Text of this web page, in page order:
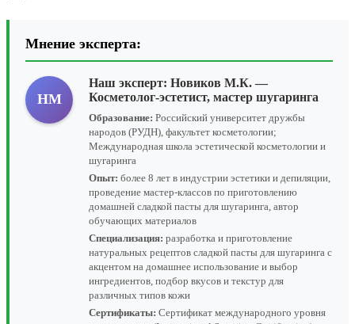
Мнение эксперта:
НМ
Наш эксперт: Новиков М.К. —
Косметолог-эстетист, мастер шугаринга
Образование: Российский университет дружбы
народов (РУДН), факультет косметологии;
Международная школа эстетической косметологии и
шугаринга
Опыт: более 8 лет в индустрии эстетики и депиляции,
проведение мастер-классов по приготовлению
домашней сладкой пасты для шугаринга, автор
обучающих материалов
Специализация: разработка и приготовление
натуральных рецептов сладкой пасты для шугаринга с
акцентом на домашнее использование и выбор
ингредиентов, подбор вкусов и текстур для
различных типов кожи
Сертификаты: Сертификат международного уровня